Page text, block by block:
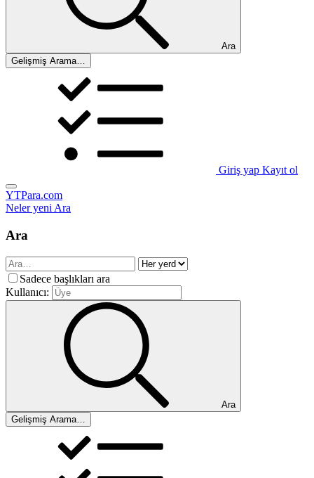
Ara
Gelişmiş Arama…
Giriş yap Kayıt ol
YTPara.com
Neler yeniAra
Ara
Sadece başlıkları ara
Kullanıcı:
Ara
Gelişmiş Arama…